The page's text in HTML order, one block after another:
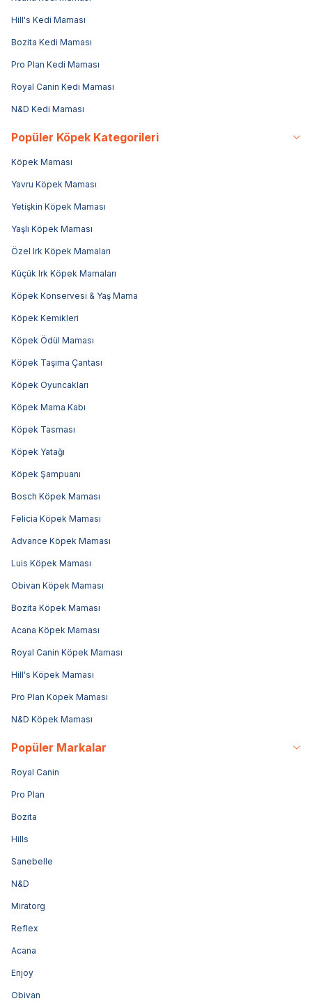
Hill's Kedi Maması
Bozita Kedi Maması
Pro Plan Kedi Maması
Royal Canin Kedi Maması
N&D Kedi Maması
Popüler Köpek Kategorileri
Köpek Maması
Yavru Köpek Maması
Yetişkin Köpek Maması
Yaşlı Köpek Maması
Özel Irk Köpek Mamaları
Küçük Irk Köpek Mamaları
Köpek Konservesi & Yaş Mama
Köpek Kemikleri
Köpek Ödül Maması
Köpek Taşıma Çantası
Köpek Oyuncakları
Köpek Mama Kabı
Köpek Tasması
Köpek Yatağı
Köpek Şampuanı
Bosch Köpek Maması
Felicia Köpek Maması
Advance Köpek Maması
Luis Köpek Maması
Obivan Köpek Maması
Bozita Köpek Maması
Acana Köpek Maması
Royal Canin Köpek Maması
Hill's Köpek Maması
Pro Plan Köpek Maması
N&D Köpek Maması
Popüler Markalar
Royal Canin
Pro Plan
Bozita
Hills
Sanebelle
N&D
Miratorg
Reflex
Acana
Enjoy
Obivan